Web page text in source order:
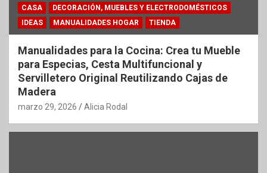
CASA
DECORACIÓN, MUEBLES Y ELECTRODOMÉSTICOS
IDEAS
MANUALIDADES HOGAR TIENDA
Manualidades para la Cocina: Crea tu Mueble
para Especias, Cesta Multifuncional y
Servilletero Original Reutilizando Cajas de
Madera
marzo 29, 2026 Alicia Rodal